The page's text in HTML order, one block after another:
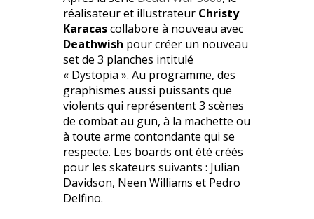
réalisateur et illustrateur Christy
Karacascollabore à nouveau avec
Deathwish pour créer un nouveau
set de 3 planches intitulé
« Dystopia ». Au programme, des
graphismes aussi puissants que
violents qui représentent 3 scènes
de combat au gun, à la machette ou
à toute arme contondante qui se
respecte. Les boards ont été créés
pour les skateurs suivants : Julian
Davidson, Neen Williams et Pedro
Delfino.